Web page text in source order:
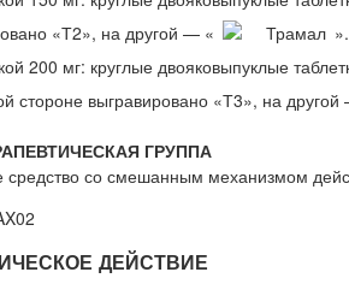
«Т2», на другой — «
».
200 мг: круглые двояковыпуклые
стороне выгравировано «Т3», на
ГРУППА
средство со смешанным механизмом
ДЕЙСТВИЕ